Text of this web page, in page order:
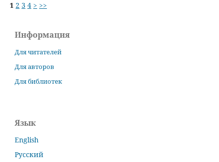
1 2 3 4 > >>
Информация
Для читателей
Для авторов
Для библиотек
Язык
English
Русский